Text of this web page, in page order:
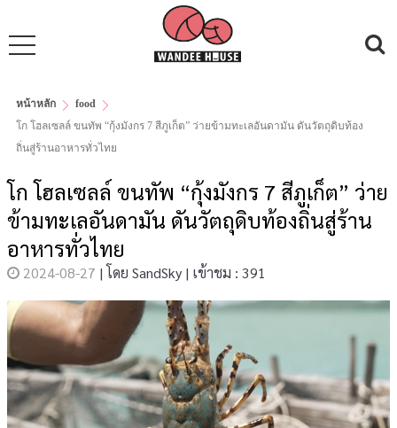
หน้าหลัก
food
โก โฮลเซลล์ ขนทัพ “กุ้งมังกร 7 สีภูเก็ต” ว่ายข้ามทะเลอันดามัน ดันวัตถุดิบท้อง
ถิ่นสู่ร้านอาหารทั่วไทย
โก โฮลเซลล์ ขนทัพ “กุ้งมังกร 7 สีภูเก็ต” ว่าย
ข้ามทะเลอันดามัน ดันวัตถุดิบท้องถิ่นสู่ร้าน
อาหารทั่วไทย
2024-08-27 | โดย SandSky | เข้าชม : 391